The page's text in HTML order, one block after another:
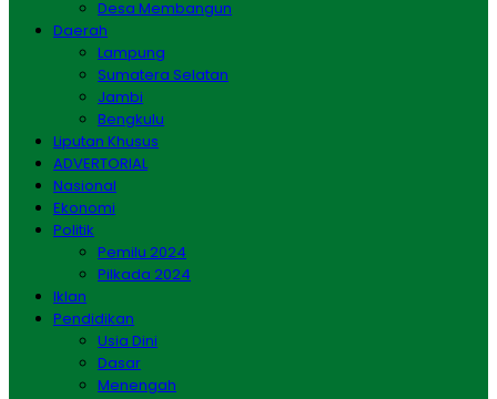
Desa Membangun
Daerah
Lampung
Sumatera Selatan
Jambi
Bengkulu
Liputan Khusus
ADVERTORIAL
Nasional
Ekonomi
Politik
Pemilu 2024
Pilkada 2024
Iklan
Pendidikan
Usia Dini
Dasar
Menengah